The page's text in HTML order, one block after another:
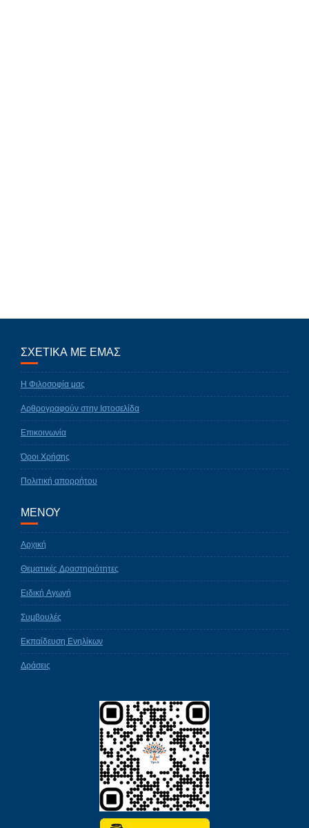
ΣΧΕΤΙΚΑ ΜΕ ΕΜΑΣ
Η Φιλοσοφία μας
Αρθρογραφούν στην Ιστοσελίδα
Επικοινωνία
Όροι Χρήσης
Πολιτική απορρήτου
ΜΕΝΟΥ
Αρχική
Θεματικές Δραστηριότητες
Ειδική Αγωγή
Συμβουλές
Εκπαίδευση Ενηλίκων
Δράσεις